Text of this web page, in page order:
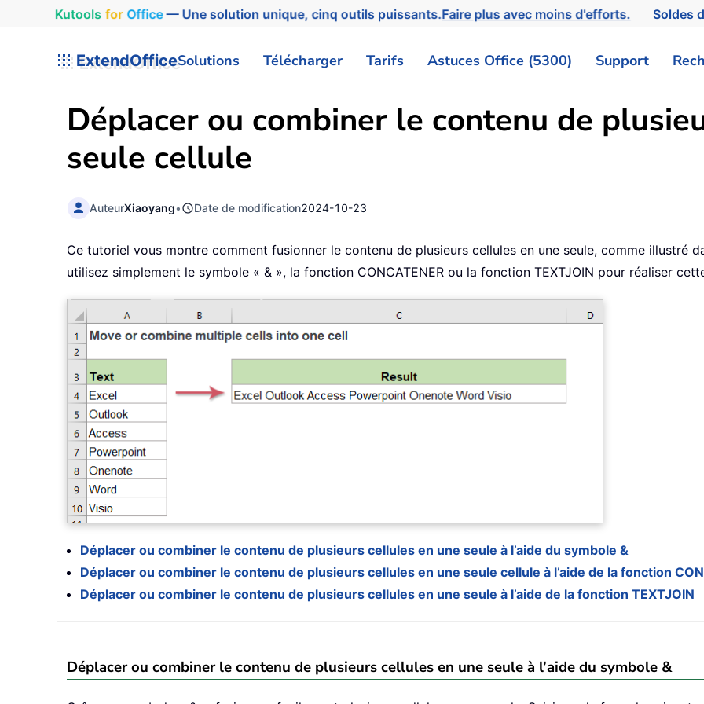
Kutools for Office— Une solution unique, cinq outils puissants.Faire plus avec moins d'efforts. Soldes
ExtendOfficeSolutions Télécharger Tarifs Astuces Office (5300) Support
Déplacer ou combiner le contenu de
seule cellule
AuteurXiaoyang• Date de modification2024-10-23
Ce tutoriel vous montre comment fusionner le contenu de plusieurs cellules en une seule, comme illustré
utilisez simplement le symbole « & », la fonction CONCATENER ou la fonction TEXTJOIN pour réaliser
Déplacer ou combiner le contenu de plusieurs cellules en une seule à l’aide du symbole &
Déplacer ou combiner le contenu de plusieurs cellules en une seule cellule à l’aide de la fonction
Déplacer ou combiner le contenu de plusieurs cellules en une seule à l’aide de la fonction TEXTJOIN
Déplacer ou combiner le contenu de plusieurs cellules en une seule à l’aide du symbole &